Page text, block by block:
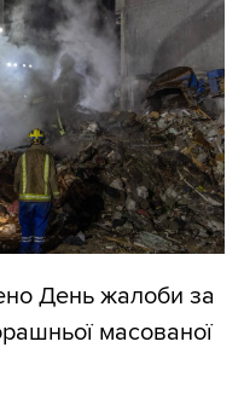
День жалоби за
масованої